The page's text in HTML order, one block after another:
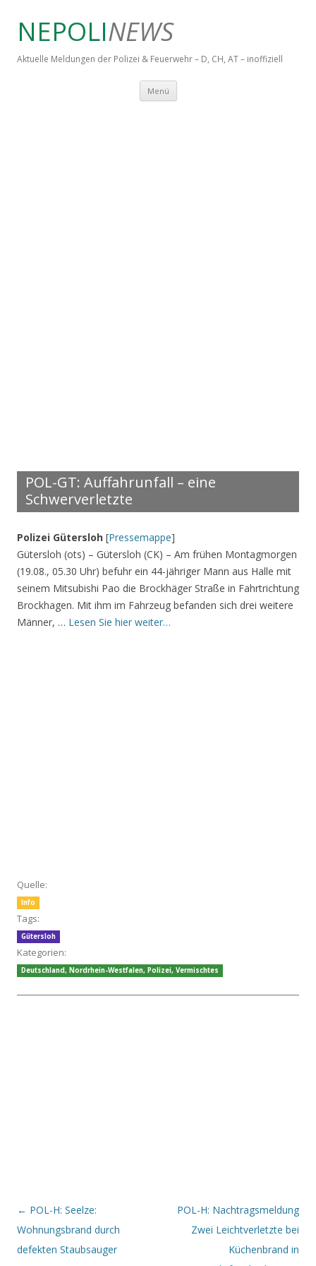
NEPOLINEWS
Aktuelle Meldungen der Polizei & Feuerwehr – D, CH, AT – inoffiziell
Menü Springe zum Inhalt
POL-GT: Auffahrunfall – eine
Schwerverletzte
Polizei Gütersloh [Pressemappe]
Gütersloh (ots) – Gütersloh (CK) – Am frühen Montagmorgen
(19.08., 05.30 Uhr) befuhr ein 44-jähriger Mann aus Halle mit
seinem Mitsubishi Pao die Brockhäger Straße in Fahrtrichtung
Brockhagen. Mit ihm im Fahrzeug befanden sich drei weitere
Männer, … Lesen Sie hier weiter…
Quelle:
Info
Tags:
Gütersloh
Kategorien:
Deutschland, Nordrhein-Westfalen, Polizei, Vermischtes
Beitrags-Navigation
← POL-H: Seelze:
Wohnungsbrand durch
defekten Staubsauger
POL-H: Nachtragsmeldung
Zwei Leichtverletzte bei
Küchenbrand in